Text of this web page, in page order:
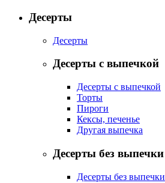
Десерты
Десерты
Десерты с выпечкой
Десерты с выпечкой
Торты
Пироги
Кексы, печенье
Другая выпечка
Десерты без выпечки
Десерты без выпечки